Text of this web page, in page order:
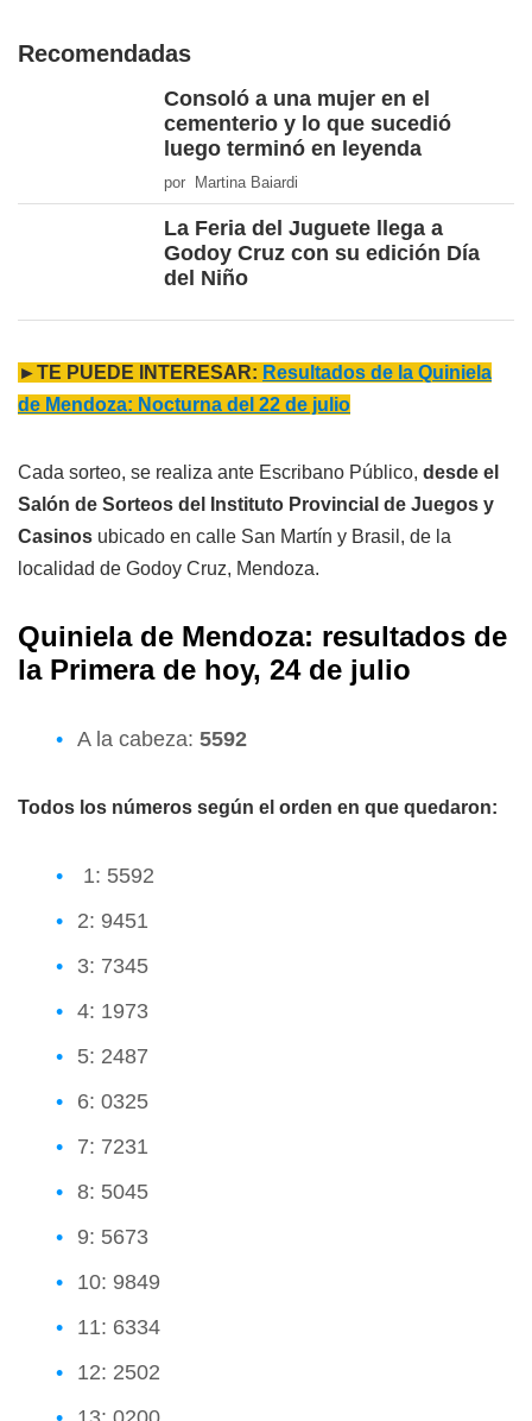
Recomendadas
Consoló a una mujer en el
cementerio y lo que sucedió
luego terminó en leyenda
por Martina Baiardi
La Feria del Juguete llega a
Godoy Cruz con su edición Día
del Niño
►TE PUEDE INTERESAR: Resultados de la Quiniela
de Mendoza: Nocturna del 22 de julio
Cada sorteo, se realiza ante Escribano Público, desde el
Salón de Sorteos del Instituto Provincial de Juegos y
Casinos ubicado en calle San Martín y Brasil, de la
localidad de Godoy Cruz, Mendoza.
Quiniela de Mendoza: resultados de
la Primera de hoy, 24 de julio
A la cabeza: 5592
Todos los números según el orden en que quedaron:
1: 5592
2: 9451
3: 7345
4: 1973
5: 2487
6: 0325
7: 7231
8: 5045
9: 5673
10: 9849
11: 6334
12: 2502